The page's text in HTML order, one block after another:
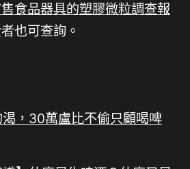
食品器具的塑膠微粒調查報
也可查詢。
，30萬盧比不偷只顧喝啤